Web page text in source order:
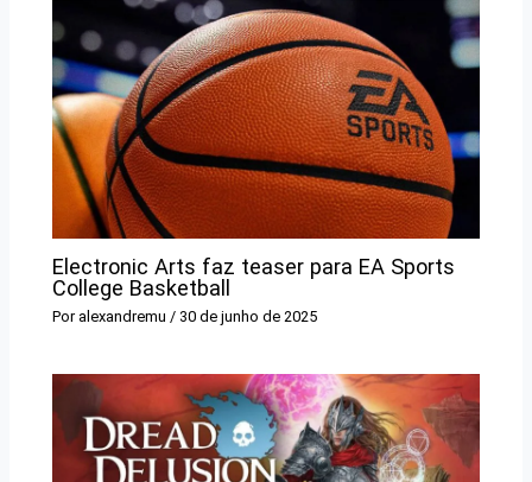
Electronic Arts faz teaser para EA Sports
College Basketball
Por alexandremu / 30 de junho de 2025